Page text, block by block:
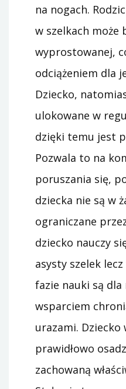
na nogach.
w szelkach może
wyprostowanej,
odciążeniem dla
Dziecko,
ulokowane w
dzięki temu jest
Pozwala to na
poruszania się,
dziecka nie są w
ograniczane
dziecko nauczy
asysty szelek
fazie nauki są dla
wsparciem
urazami. Dziecko
prawidłowo
zachowaną